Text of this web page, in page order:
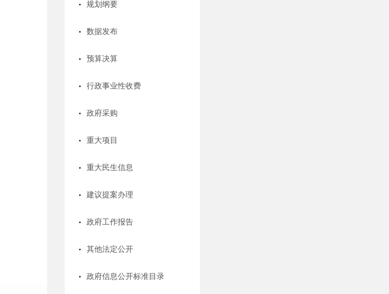
规划纲要
数据发布
预算决算
行政事业性收费
政府采购
重大项目
重大民生信息
建议提案办理
政府工作报告
其他法定公开
政府信息公开标准目录